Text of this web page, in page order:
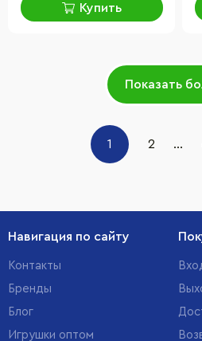
Купить
Показать
1 2 ...
Навигация по сайту
Контакты
Бренды
Блог
Игрушки оптом